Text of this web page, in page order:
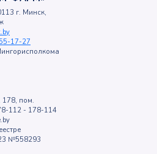
г. Минск,
17-27
178, пом.
112 - 178-114
№558293